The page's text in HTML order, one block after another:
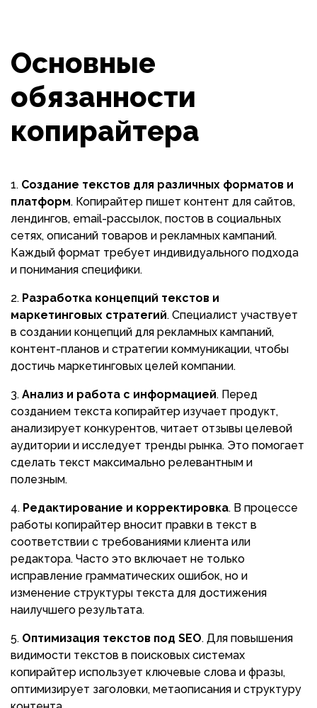
Основные
обязанности
копирайтера
Создание текстов для различных форматов и
платформ. Копирайтер пишет контент для сайтов,
лендингов, email-рассылок, постов в социальных
сетях, описаний товаров и рекламных кампаний.
Каждый формат требует индивидуального подхода
и понимания специфики.
Разработка концепций текстов и
маркетинговых стратегий. Специалист участвует
в создании концепций для рекламных кампаний,
контент-планов и стратегии коммуникации, чтобы
достичь маркетинговых целей компании.
Анализ и работа с информацией. Перед
созданием текста копирайтер изучает продукт,
анализирует конкурентов, читает отзывы целевой
аудитории и исследует тренды рынка. Это помогает
сделать текст максимально релевантным и
полезным.
Редактирование и корректировка. В процессе
работы копирайтер вносит правки в текст в
соответствии с требованиями клиента или
редактора. Часто это включает не только
исправление грамматических ошибок, но и
изменение структуры текста для достижения
наилучшего результата.
Оптимизация текстов под SEO. Для повышения
видимости текстов в поисковых системах
копирайтер использует ключевые слова и фразы,
оптимизирует заголовки, метаописания и структуру